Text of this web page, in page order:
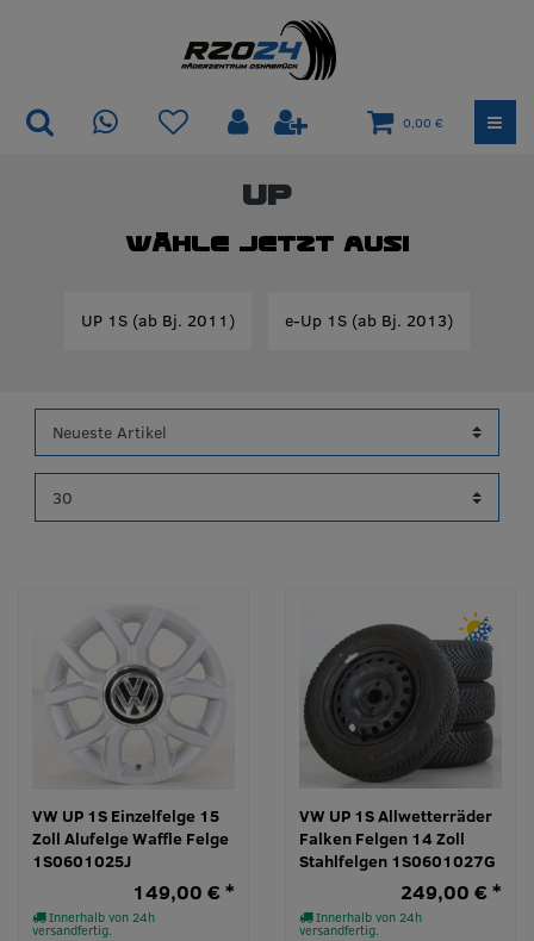
0,00 €
UP
Wähle jetzt aus!
UP 1S (ab Bj. 2011) e-Up 1S (ab Bj. 2013)
VW UP 1S Einzelfelge 15
Zoll Alufelge Waffle Felge
1S0601025J
Innerhalb von 24h
versandfertig.
149,00 € *
VW UP 1S Allwetterräder
Falken Felgen 14 Zoll
Stahlfelgen 1S0601027G
Innerhalb von 24h
versandfertig.
249,00 € *